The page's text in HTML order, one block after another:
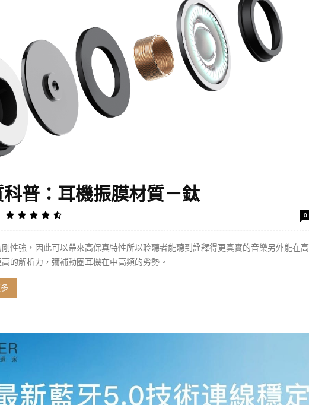
科普：耳機振膜材質－鈦
0
性強，因此可以帶來高保真特性所以聆聽者能聽到詮釋得更真實的音樂另外能在高
的解析力，彌補動圈耳機在中高頻的劣勢。